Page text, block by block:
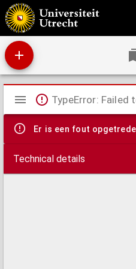
Libri XIIII. Paragraphorum Philippi
vtriusq[ue] medicinae Doctoris prestantissimi.
Mirador
viewer
TypeError: Failed
Er is een fout
Technical details